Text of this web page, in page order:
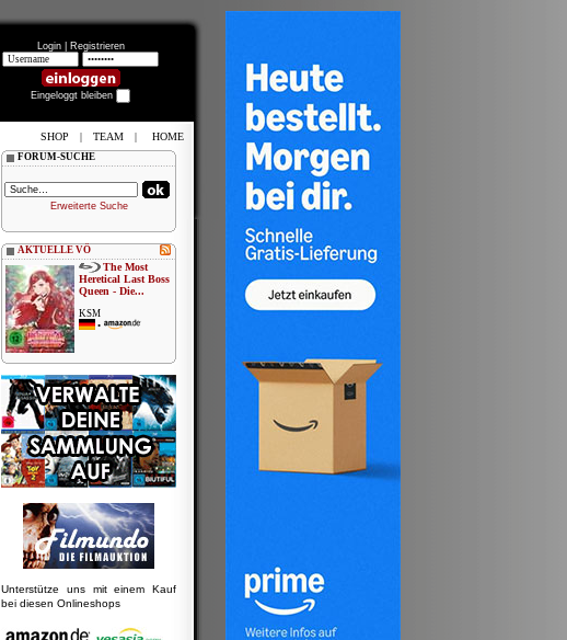
Login | Registrieren
Eingeloggt bleiben
FORUM-SUCHE
Erweiterte Suche
AKTUELLE VÖ
The Most
Heretical Last Boss
Queen - Die...
KSM
•
Unterstütze uns mit einem Kauf
bei diesen Onlineshops
SHOP | TEAM | HOME